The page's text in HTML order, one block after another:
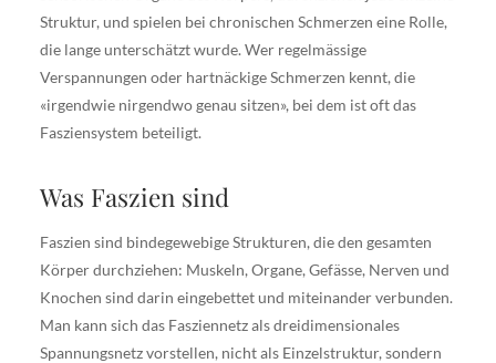
Struktur, und spielen bei chronischen Schmerzen eine Rolle,
die lange unterschätzt wurde. Wer regelmässige
Verspannungen oder hartnäckige Schmerzen kennt, die
«irgendwie nirgendwo genau sitzen», bei dem ist oft das
Fasziensystem beteiligt.
Was Faszien sind
Faszien sind bindegewebige Strukturen, die den gesamten
Körper durchziehen: Muskeln, Organe, Gefässe, Nerven und
Knochen sind darin eingebettet und miteinander verbunden.
Man kann sich das Fasziennetz als dreidimensionales
Spannungsnetz vorstellen, nicht als Einzelstruktur, sondern